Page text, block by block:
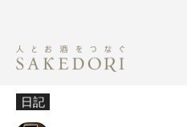
日記